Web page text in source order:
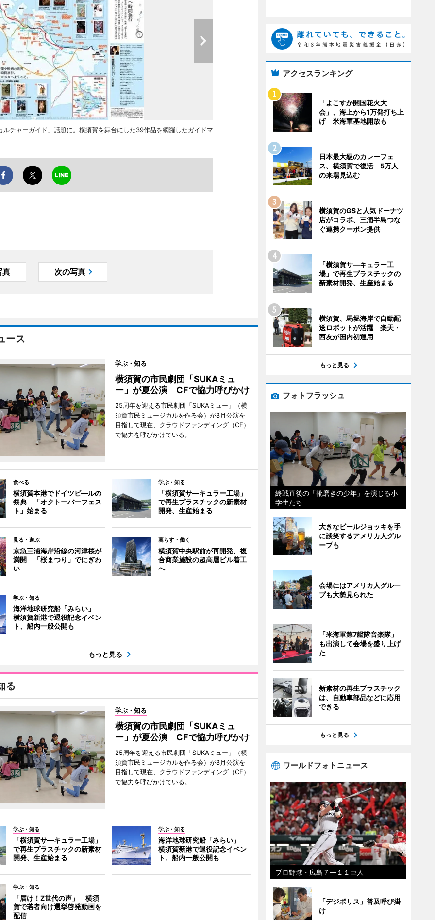
チャーガイド」話題に。横須賀を舞台にした39作品を網羅したガイドマ
真 次の写真
ース
学ぶ・知る
横須賀の市民劇団「SUKAミュ
ー」が夏公演 CFで協力呼びかけ
25周年を迎える市民劇団「SUKAミュー」（横
須賀市民ミュージカルを作る会）が8月公演を
目指して現在、クラウドファンディング（CF）
で協力を呼びかけている。
食べる
横須賀本港でドイツビ―ルの
祭典 「オクトーバーフェス
ト」始まる
学ぶ・知る
「横須賀サ―キュラー工場」
で再生プラスチックの新素材
開発、生産始まる
見る・遊ぶ
京急三浦海岸沿線の河津桜が
満開 「桜まつり」でにぎわ
い
暮らす・働く
横須賀中央駅前が再開発、複
合商業施設の超高層ビル着工
へ
学ぶ・知る
海洋地球研究船「みらい」
横須賀新港で退役記念イベン
ト、船内一般公開も
もっと見る
る
学ぶ・知る
横須賀の市民劇団「SUKAミュ
ー」が夏公演 CFで協力呼びかけ
25周年を迎える市民劇団「SUKAミュー」（横
須賀市民ミュージカルを作る会）が8月公演を
目指して現在、クラウドファンディング（CF）
で協力を呼びかけている。
学ぶ・知る
「横須賀サ―キュラー工場」
で再生プラスチックの新素材
開発、生産始まる
学ぶ・知る
海洋地球研究船「みらい」
横須賀新港で退役記念イベン
ト、船内一般公開も
学ぶ・知る
「届け！Z世代の声」 横須
賀で若者向け選挙啓発動画を
配信
アクセスランキング
「よこすか開国花火大
会」、海上から1万発打ち上
げ 米海軍基地開放も
日本最大級のカレーフェ
ス、横須賀で復活 5万人
の来場見込む
横須賀のGSと人気ドーナツ
店がコラボ、三浦半島つな
ぐ連携クーポン提供
「横須賀サ―キュラー工
場」で再生プラスチックの
新素材開発、生産始まる
横須賀、馬堀海岸で自動配
送ロボットが活躍 楽天・
西友が国内初運用
もっと見る
フォトフラッシュ
終戦直後の「靴磨きの少年」を演じる小
学生たち
大きなビールジョッキを手
に談笑するアメリカ人グル
ープも
会場にはアメリカ人グルー
プも大勢見られた
「米海軍第7艦隊音楽隊」
も出演して会場を盛り上げ
た
新素材の再生プラスチック
は、自動車部品などに応用
できる
もっと見る
ワールドフォトニュース
プロ野球・広島７―１１巨人
「デジポリス」普及呼び掛
け